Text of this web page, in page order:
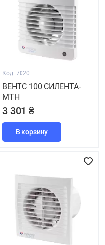
Код: 7020
ВЕНТС 100 СИЛЕНТА-
МТН
3 301 ₴
В корзину